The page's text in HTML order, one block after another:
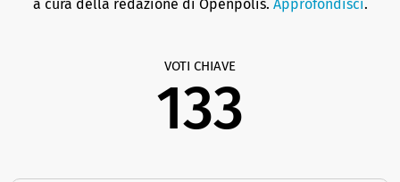
a cura della redazione di Openpolis. Approfondisci.
VOTI CHIAVE
133